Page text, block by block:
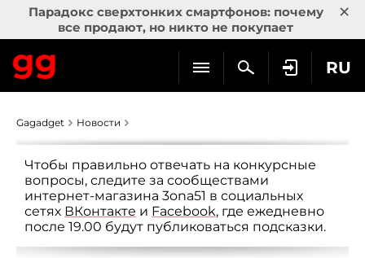
Парадокс сверхтонких смартфонов: почему
все продают, но никто не покупает
×
RU
Gagadget Новости
Чтобы правильно отвечать на конкурсные
вопросы, следите за сообществами
интернет-магазина 3ona51 в социальных
сетях ВКонтакте и Facebook, где ежедневно
после 19.00 будут публиковаться подсказки.